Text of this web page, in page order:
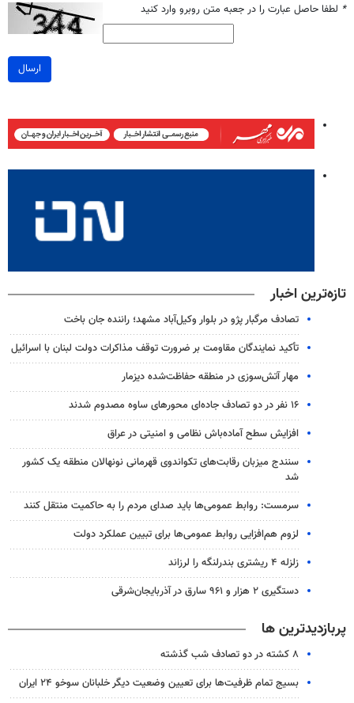
* لطفا حاصل عبارت را در جعبه متن روبرو وارد کنید
ارسال
تازه‌ترین اخبار
تصادف مرگبار پژو در بلوار وکیل‌آباد مشهد؛ راننده جان باخت
تأکید نمایندگان مقاومت بر ضرورت توقف مذاکرات دولت لبنان با اسرائیل
مهار آتش‌سوزی در منطقه حفاظت‌شده دیزمار
۱۶ نفر در دو تصادف جاده‌ای محورهای ساوه مصدوم شدند
افزایش سطح آماده‌باش نظامی و امنیتی در عراق
سنندج میزبان رقابت‌های تکواندوی قهرمانی نونهالان منطقه یک کشور
شد
سرمست: روابط عمومی‌ها باید صدای مردم را به حاکمیت منتقل کنند
لزوم هم‌افزایی روابط‌ عمومی‌ها برای تبیین عملکرد دولت
زلزله ۴ ریشتری بندرلنگه را لرزاند
دستگیری ۲ هزار و ۹۶۱ سارق در آذربایجان‌شرقی
پربازدیدترین ها
۸ کشته در دو تصادف شب گذشته
بسیج تمام ظرفیت‌ها برای تعیین وضعیت دیگر خلبانان سوخو ۲۴ ایران